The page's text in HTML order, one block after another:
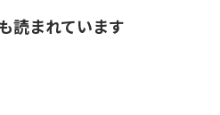
読まれています